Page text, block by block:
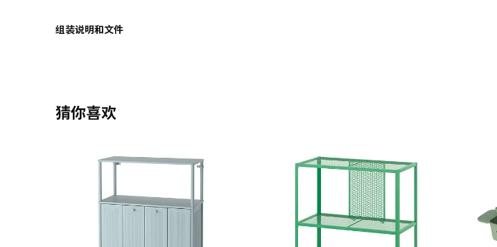
组装说明和文件
猜你喜欢